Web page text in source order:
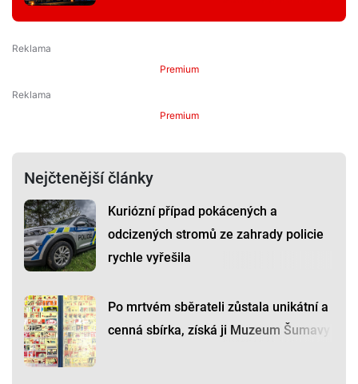
Premium
Premium
Nejčtenější články
Kuriózní případ pokácených a
odcizených stromů ze zahrady policie
rychle vyřešila
Po mrtvém sběrateli zůstala unikátní a
cenná sbírka, získá ji Muzeum Šumavy